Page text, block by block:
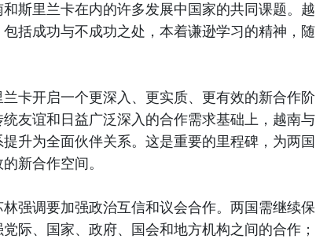
斯里兰卡在内的许多发展中国家的共同课题。越
括成功与不成功之处，本着谦逊学习的精神，随
卡开启一个更深入、更实质、更有效的新合作阶
友谊和日益广泛深入的合作需求基础上，越南与
升为全面伙伴关系。这是重要的里程碑，为两国
新合作空间。
强调要加强政治互信和议会合作。两国需继续保
际、国家、政府、国会和地方机构之间的合作；